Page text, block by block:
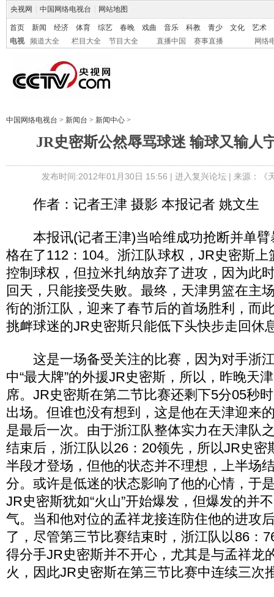
央视网 中国网络电视台 网站地图
首页 新闻 经济 体育 综艺 春晚 戏曲 音乐 科教 青少 文化
艺术
电视
频道大全 栏目大全 节目大全 直播中国 赛事直播 网络
中国网络电视台 > 新闻台 > 新闻中心 >
JR史密斯公然辱骂球迷 输球又输人
发布时间:2012年01月30日 15:56 | 进入复兴论坛| 来源：《
作者：记者王津 摄影 本报记者 姚文生
本报讯(记者王津)当哈维成功抢断并单臂
格在了112：104。浙江队球权，JR史密斯
控制球权，但拉米扎纳放弃了进攻，因为此
回天，只能接受失败。最终，天津男篮在主
衔的浙江队，迎来了春节后的首场胜利，而
挑衅球迷的JR史密斯只能低下头快步走回休
这是一场备受关注的比赛，因为对手浙
中“最大牌”的外援JR史密斯，所以，昨晚天
席。JR史密斯在第二节比赛还剩下5分05秒
出场。但谁也没有想到，这是他在天津迎来
是最后一次。由于浙江队整体实力在天津队
结束后，浙江队以26：20领先，所以JR史密
半段才登场，但他的状态并不理想，上半场
分。或许是低迷的状态影响了他的心情，于
JR史密斯犹如“火山”开始爆发，但爆发的并
气。当和他对位的孟祥龙接连防住他的进攻
了，尽管第三节比赛结束时，浙江队以86：
得分手JR史密斯并不开心，尤其是与孟祥龙
火，因此JR史密斯在第三节比赛中连续三